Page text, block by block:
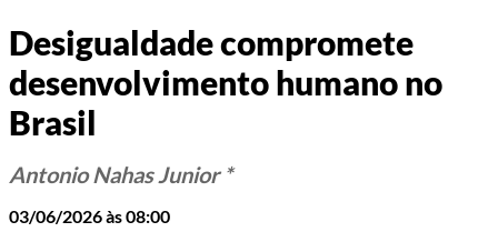
Desigualdade compromete
desenvolvimento humano no
Brasil
Antonio Nahas Junior *
03/06/2026 às 08:00